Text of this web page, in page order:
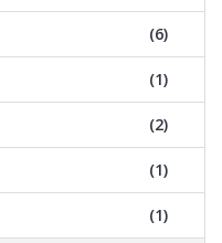
(6)
(1)
(2)
(1)
(1)